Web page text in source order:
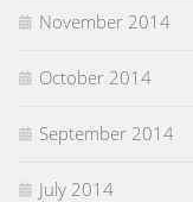
November 2014
October 2014
September 2014
July 2014